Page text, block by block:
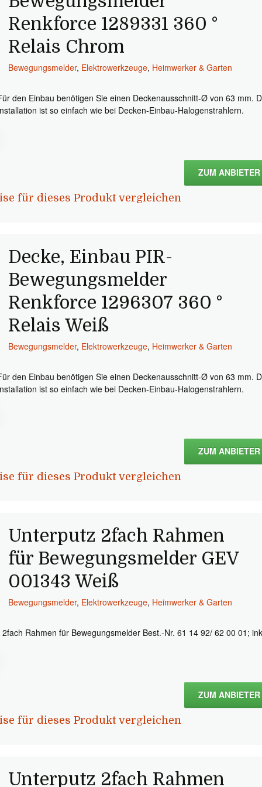
Renkforce 1289331 360 °
Relais Chrom
Bewegungsmelder, Elektrowerkzeuge, Heimwerker & Garten
den Einbau benötigen Sie einen Deckenausschnitt-Ø von 63 mm.
ist so einfach wie bei Decken-Einbau-Halogenstrahlern.
ZUM ANBIETER
für dieses Produkt vergleichen
Decke, Einbau PIR-
Bewegungsmelder
Renkforce 1296307 360 °
Relais Weiß
Bewegungsmelder, Elektrowerkzeuge, Heimwerker & Garten
den Einbau benötigen Sie einen Deckenausschnitt-Ø von 63 mm.
ist so einfach wie bei Decken-Einbau-Halogenstrahlern.
ZUM ANBIETER
für dieses Produkt vergleichen
Unterputz 2fach Rahmen
für Bewegungsmelder GEV
001343 Weiß
Bewegungsmelder, Elektrowerkzeuge, Heimwerker & Garten
2fach Rahmen für Bewegungsmelder Best.-Nr. 61 14 92/ 62 00 01;
ZUM ANBIETER
für dieses Produkt vergleichen
Unterputz 2fach Rahmen